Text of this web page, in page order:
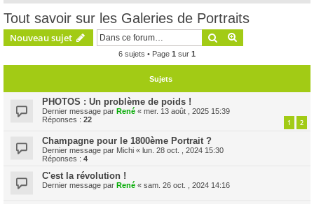
c
e
Tout savoir sur les Galeries de Portraits
Nouveau sujet Rechercher
6 sujets • Page 1 sur 1
Sujets
PHOTOS : Un problème de poids !
Dernier message par René « mer. 13 août , 2025 15:39
Réponses : 22 1 2
Champagne pour le 1800ème Portrait ?
Dernier message par Michi « lun. 28 oct. , 2024 15:30
Réponses : 4
C'est la révolution !
Dernier message par René « sam. 26 oct. , 2024 14:16